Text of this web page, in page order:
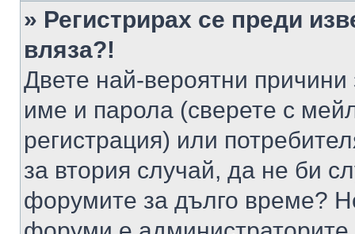
» Регистрирах се преди
вляза?!
Двете най-вероятни
име и парола (сверете с
регистрация) или
за втория случай, да не би
форумите за дълго време?